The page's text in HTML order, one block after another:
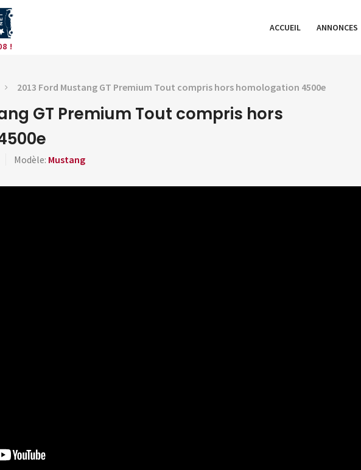
!
ACCUEIL ANNONCES
2013 Ford Mustang GT Premium Tout compris hors homologation 4500e
GT Premium Tout compris hors
Modèle: Mustang